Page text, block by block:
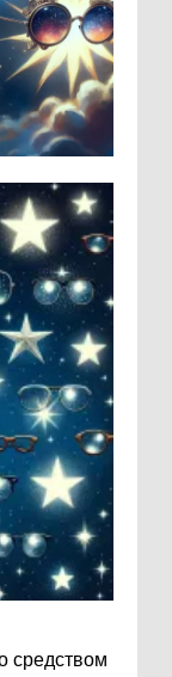
средством